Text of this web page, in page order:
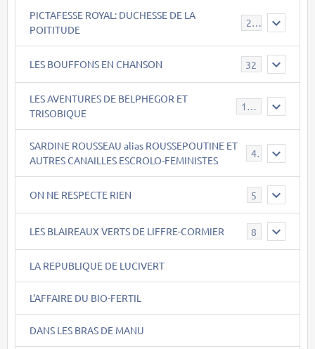
PICTAFESSE ROYAL: DUCHESSE DE LA
POITITUDE
23
LES BOUFFONS EN CHANSON 32
LES AVENTURES DE BELPHEGOR ET
TRISOBIQUE
147
SARDINE ROUSSEAU alias ROUSSEPOUTINE ET
AUTRES CANAILLES ESCROLO-FEMINISTES
40
ON NE RESPECTE RIEN 5
LES BLAIREAUX VERTS DE LIFFRE-CORMIER 8
LA REPUBLIQUE DE LUCIVERT
L'AFFAIRE DU BIO-FERTIL
DANS LES BRAS DE MANU